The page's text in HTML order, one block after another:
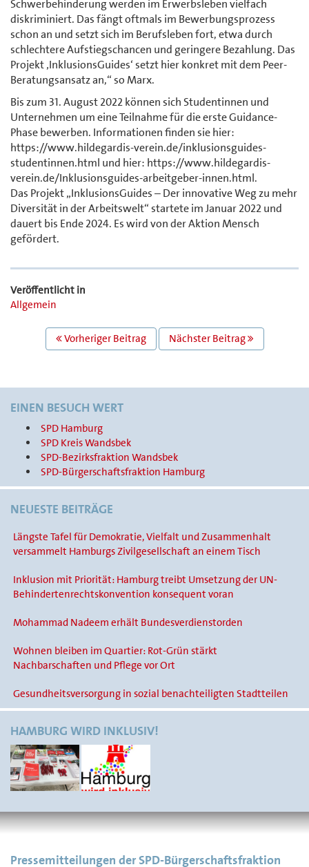
Schwerbehinderung werden im Erwerbsleben vielfach
diskriminiert. Das fängt oftmals im Bewerbungsprozess
schon an und setzt sich im Berufsleben fort, etwa durch
schlechtere Aufstiegschancen und geringere Bezahlung. Das
Projekt ‚InklusionsGuides‘ setzt hier konkret mit dem Peer-
Beratungsansatz an,“ so Marx.
Bis zum 31. August 2022 können sich Studentinnen und
Unternehmen um eine Teilnahme für die erste Guidance-
Phase bewerben. Informationen finden sie hier:
https://www.hildegardis-verein.de/inklusionsguides-
studentinnen.html und hier: https://www.hildegardis-
verein.de/Inklusionsguides-arbeitgeber-innen.html.
Das Projekt „InklusionsGuides – Der innovative Weg zu mehr
Diversität in der Arbeitswelt“ startete im Januar 2022 und
dauert bis Ende 2024. Es wird von der Aktion Mensch
gefördert.
Veröffentlicht in
Allgemein
BEITRAGS
NAVIGATION
Vorheriger Beitrag Nächster Beitrag
EINEN BESUCH WERT
SPD Hamburg
SPD Kreis Wandsbek
SPD-Bezirksfraktion Wandsbek
SPD-Bürgerschaftsfraktion Hamburg
NEUESTE BEITRÄGE
Längste Tafel für Demokratie, Vielfalt und Zusammenhalt
versammelt Hamburgs Zivilgesellschaft an einem Tisch
Inklusion mit Priorität: Hamburg treibt Umsetzung der UN-
Behindertenrechtskonvention konsequent voran
Mohammad Nadeem erhält Bundesverdienstorden
Wohnen bleiben im Quartier: Rot-Grün stärkt
Nachbarschaften und Pflege vor Ort
Gesundheitsversorgung in sozial benachteiligten Stadtteilen
HAMBURG WIRD INKLUSIV!
Pressemitteilungen der SPD-Bürgerschaftsfraktion